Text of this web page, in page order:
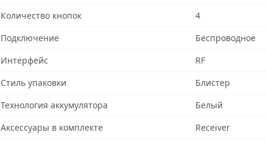
Количество кнопок
4
Подключение
Беспроводное
Интерфейс
RF
Стиль упаковки
Блистер
Технология аккумулятора
Белый
Аксессуары в комплекте
Receiver